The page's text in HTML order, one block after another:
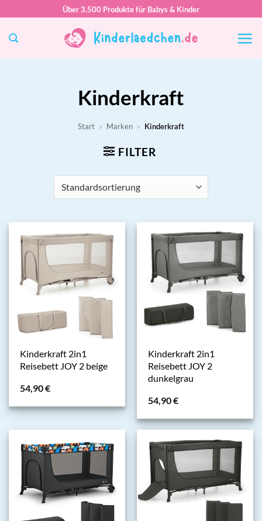
springen
Über 3.500 Produkte für Babys & Kinder
Kinderkraft
Start » Marken » Kinderkraft
FILTER
Kinderkraft 2in1
Reisebett JOY 2 beige
54,90€
Kinderkraft 2in1
Reisebett JOY 2
dunkelgrau
54,90€